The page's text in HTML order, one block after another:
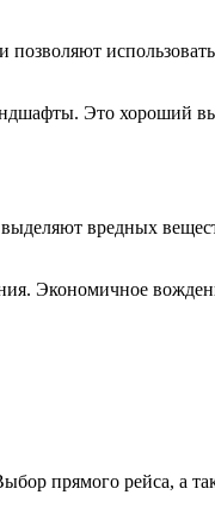
Это хороший
вредных
Экономичное
прямого рейса, а